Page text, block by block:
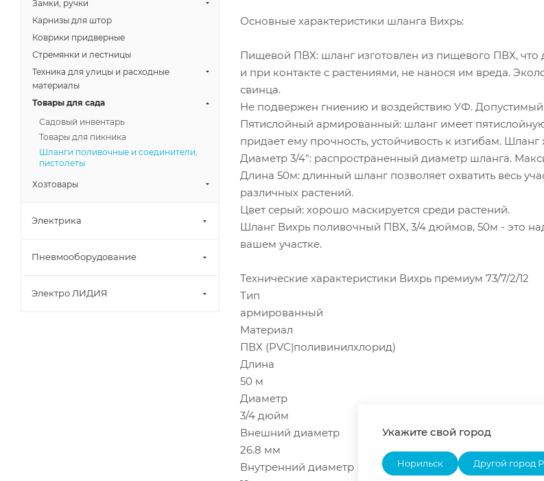
Основные характеристики шланга Вихрь:
Пищевой ПВХ: шланг изготовлен из пищевого ПВХ, что
и при контакте с растениями, не нанося им вреда.
свинца.
Не подвержен гниению и воздействию УФ. Допустимый
Пятислойный армированный: шланг имеет
придает ему прочность, устойчивость к изгибам.
Диаметр 3/4": распространенный диаметр шланга.
Длина 50м: длинный шланг позволяет охватить весь
различных растений.
Цвет серый: хорошо маскируется среди растений.
Шланг Вихрь поливочный ПВХ, 3/4 дюймов, 50м - это
вашем участке.
Технические характеристики Вихрь премиум 73/7/2/12
Тип
армированный
Материал
ПВХ (PVC|поливинилхлорид)
Длина
50 м
Диаметр
3/4 дюйм
Внешний диаметр
26.8 мм
Внутренний диаметр
Замки, ручки
Карнизы для штор
Коврики придверные
Стремянки и лестницы
Техника для улицы и расходные
материалы
Товары для сада
Садовый инвентарь
Товары для пикника
Шланги поливочные и соединители,
пистолеты
Хозтовары
Электрика
Пневмооборудование
Электро ЛИДИЯ
Укажите свой город
Норильск Другой город